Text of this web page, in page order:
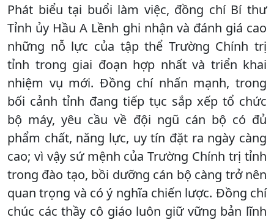
Phát biểu tại buổi làm việc, đồng chí Bí thư
Tỉnh ủy Hầu A Lềnh ghi nhận và đánh giá cao
những nỗ lực của tập thể Trường Chính trị
tỉnh trong giai đoạn hợp nhất và triển khai
nhiệm vụ mới. Đồng chí nhấn mạnh, trong
bối cảnh tỉnh đang tiếp tục sắp xếp tổ chức
bộ máy, yêu cầu về đội ngũ cán bộ có đủ
phẩm chất, năng lực, uy tín đặt ra ngày càng
cao; vì vậy sứ mệnh của Trường Chính trị tỉnh
trong đào tạo, bồi dưỡng cán bộ càng trở nên
quan trọng và có ý nghĩa chiến lược. Đồng chí
chúc các thầy cô giáo luôn giữ vững bản lĩnh